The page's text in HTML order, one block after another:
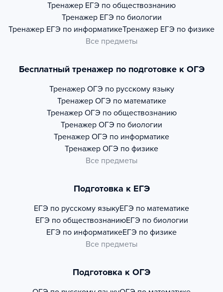
Тренажер ЕГЭ по обществознанию
Тренажер ЕГЭ по биологии
Тренажер ЕГЭ по информатикеТренажер ЕГЭ по физике
Все предметы
Бесплатный тренажер по подготовке к ОГЭ
Тренажер ОГЭ по русскому языку
Тренажер ОГЭ по математике
Тренажер ОГЭ по обществознанию
Тренажер ОГЭ по биологии
Тренажер ОГЭ по информатике
Тренажер ОГЭ по физике
Все предметы
Подготовка к ЕГЭ
ЕГЭ по русскому языкуЕГЭ по математике
ЕГЭ по обществознаниюЕГЭ по биологии
ЕГЭ по информатикеЕГЭ по физике
Все предметы
Подготовка к ОГЭ